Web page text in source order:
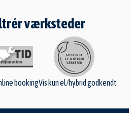
værksteder
bookingVis kun el/hybrid godkendt